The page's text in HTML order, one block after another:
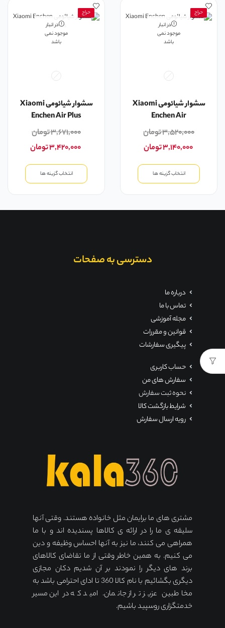
حراج
در انبار
موجود نمی
باشد
سشوار شیائومی Xiaomi
Enchen Air
۳,۵۲۰,۰۰۰تومان
۳,۱۴۰,۰۰۰تومان
انتخاب گزینه ها
حراج
در انبار
موجود نمی
باشد
سشوار شیائومی Xiaomi
Enchen Air Plus
۳,۶۷۱,۰۰۰تومان
۳,۴۲۰,۰۰۰تومان
انتخاب گزینه ها
دسترسی به صفحات
درباره ما
تماس با ما
مجله آموزشی
قوانین و مقررات
پیگیری سفارشات
حساب کاربری
سفارش های من
نحوه ثبت سفارش
شرایط بازگشت کالا
رویه ارسال سفارش
مشتری های ما برایمان مثل خانواده هستند. وقتی آنها
سلیقه ی ما را در ارائه ی کالاها پسندیده اند و با ما
همراهی می کنند، ما نیز به آنها احساس وظیفه و دین
می کنیم. به همین خاطر وقتی از ما تقاضای کالاهای
برند های دیگر را نمودند بر آن شدیم دکان مجازی
دیگری بگشائیم با نام کالا 360 تا ادای احترامی باشد به
مخاطبین عزیز تر از جانمان. امید که در این مسیر
خدمتگزاری روسپید باشیم.